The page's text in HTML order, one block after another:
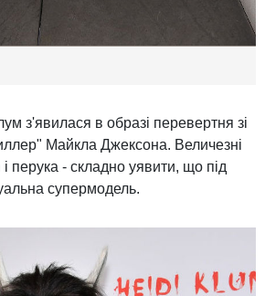
з'явилася в образі перевертня зі
Майкла Джексона. Величезні
перука - складно уявити, що під
супермодель.